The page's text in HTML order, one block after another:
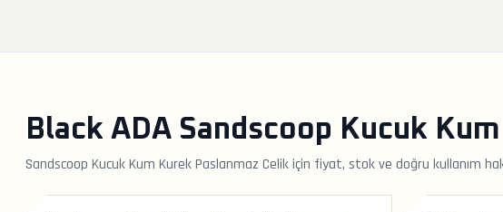
Black ADA Sandscoop Kucuk
Sandscoop Kucuk Kum Kurek Paslanmaz Celik için fiyat, stok ve doğru kullanım